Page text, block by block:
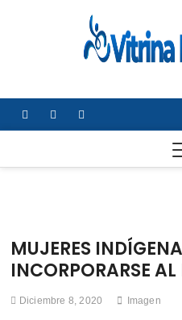
facebooktwitterinstagram
MUJERES
INCORPORARSE
Diciembre 8, 2020 Imagen